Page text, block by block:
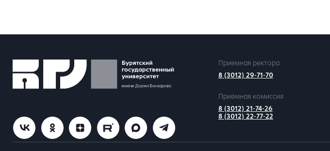
Приемная ректора
8 (3012) 29-71-70
Приемная комиссия
8 (3012) 21-74-26
8 (3012) 22-77-22